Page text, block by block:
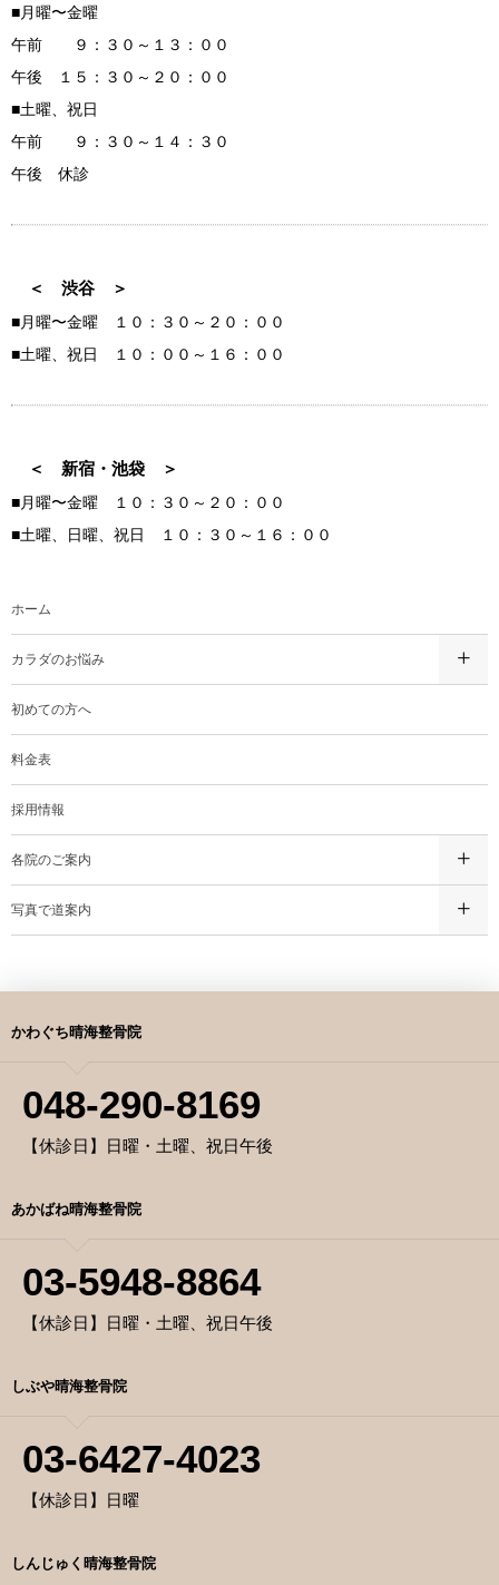
■月曜〜金曜
午前 ９：３０～１３：００
午後 １５：３０～２０：００
■土曜、祝日
午前 ９：３０～１４：３０
午後 休診
＜ 渋谷 ＞
■月曜〜金曜 １０：３０～２０：００
■土曜、祝日 １０：００～１６：００
＜ 新宿・池袋 ＞
■月曜〜金曜 １０：３０～２０：００
■土曜、日曜、祝日 １０：３０～１６：００
ホーム
カラダのお悩み
初めての方へ
料金表
採用情報
各院のご案内
写真で道案内
かわぐち晴海整骨院
048-290-8169
【休診日】日曜・土曜、祝日午後
あかばね晴海整骨院
03-5948-8864
【休診日】日曜・土曜、祝日午後
しぶや晴海整骨院
03-6427-4023
【休診日】日曜
しんじゅく晴海整骨院